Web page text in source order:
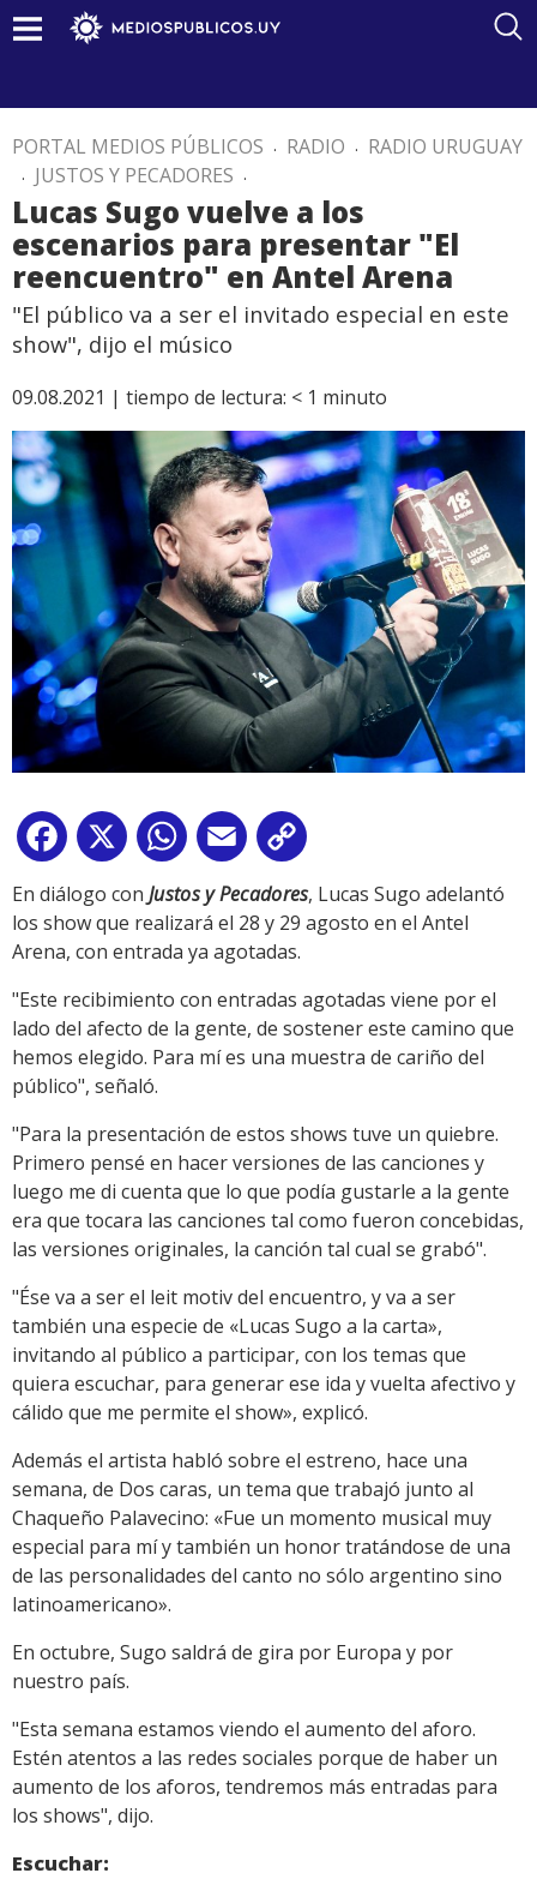
PORTAL MEDIOS PÚBLICOS . RADIO . RADIO URUGUAY
. JUSTOS Y PECADORES .
Lucas Sugo vuelve a los
escenarios para presentar "El
reencuentro" en Antel Arena
"El público va a ser el invitado especial en este
show", dijo el músico
09.08.2021 | tiempo de lectura: < 1 minuto
Facebook
X WhatsApp
Email
Link
En diálogo con Justos y Pecadores, Lucas Sugo adelantó
los show que realizará el 28 y 29 agosto en el Antel
Arena, con entrada ya agotadas.
"Este recibimiento con entradas agotadas viene por el
lado del afecto de la gente, de sostener este camino que
hemos elegido. Para mí es una muestra de cariño del
público", señaló.
"Para la presentación de estos shows tuve un quiebre.
Primero pensé en hacer versiones de las canciones y
luego me di cuenta que lo que podía gustarle a la gente
era que tocara las canciones tal como fueron concebidas,
las versiones originales, la canción tal cual se grabó".
"Ése va a ser el leit motiv del encuentro, y va a ser
también una especie de «Lucas Sugo a la carta»,
invitando al público a participar, con los temas que
quiera escuchar, para generar ese ida y vuelta afectivo y
cálido que me permite el show», explicó.
Además el artista habló sobre el estreno, hace una
semana, de Dos caras, un tema que trabajó junto al
Chaqueño Palavecino: «Fue un momento musical muy
especial para mí y también un honor tratándose de una
de las personalidades del canto no sólo argentino sino
latinoamericano».
En octubre, Sugo saldrá de gira por Europa y por
nuestro país.
"Esta semana estamos viendo el aumento del aforo.
Estén atentos a las redes sociales porque de haber un
aumento de los aforos, tendremos más entradas para
los shows", dijo.
Escuchar: